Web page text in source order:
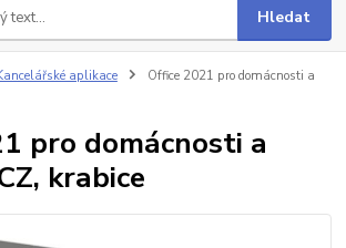
Hledat
aplikace
Office 2021 pro domácnosti a
pro domácnosti a
krabice